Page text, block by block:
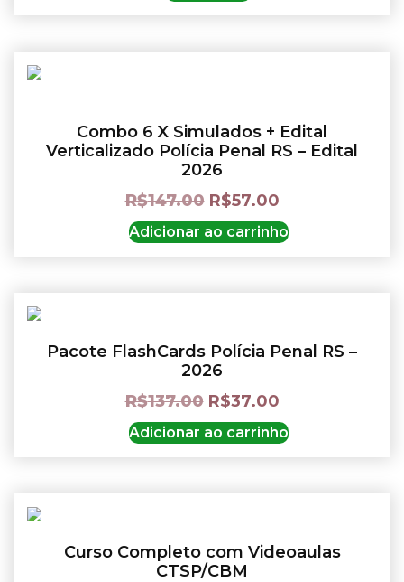
Combo 6 X Simulados + Edital
Verticalizado Polícia Penal RS – Edital
2026
R$147.00 R$57.00
Adicionar ao carrinho
Pacote FlashCards Polícia Penal RS –
2026
R$137.00 R$37.00
Adicionar ao carrinho
Curso Completo com Videoaulas
CTSP/CBM